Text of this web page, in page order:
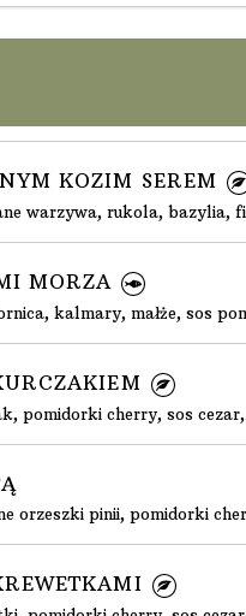
KOZIM SEREM
warzywa, rukola, bazylia,
MORZA
kalmary, małże, sos
pomidorki cherry, sos
orzeszki pinii, pomidorki